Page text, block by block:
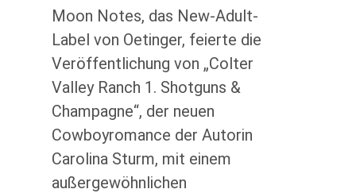
Moon Notes, das New-Adult-
Label von Oetinger, feierte die
Veröffentlichung von „Colter
Valley Ranch 1. Shotguns &
Champagne“, der neuen
Cowboyromance der Autorin
Carolina Sturm, mit einem
außergewöhnlichen